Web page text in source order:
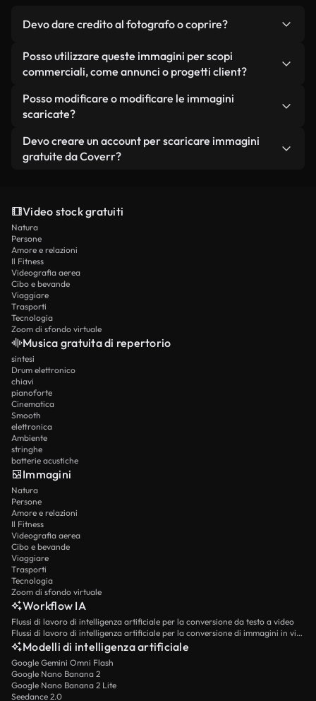
Devo dare credito al fotografo o coprire?
L'attribuzione non è richiesta, ma lo apprezziamo
sempre se si sceglie di attribuire il creatore o
Posso utilizzare queste immagini per scopi
commerciali, come annunci o progetti client?
Le nostre immagini di stock gratuite sono pulite
per uso commerciale, quindi puoi includerle in
media e altro ancora.
Posso modificare o modificare le immagini
scaricate?
Sì, puoi raccogliere, filtrare, aggiungere testo o
modificare in altro modo le immagini per adattarti
Devo creare un account per scaricare immagini
gratuite da Coverr?
immediatamente.
Video stock gratuiti
Natura
Persone
Amore e relazioni
Il Fitness
Videografia aerea
Cibo e bevande
Viaggiare
Trasporti
Tecnologia
Zoom di sfondo virtuale
Musica gratuita di repertorio
sintesi
Drum elettronico
chiavi
pianoforte
Cinematica
Smooth
elettronica
Ambiente
stringhe
batterie acustiche
Immagini
Natura
Persone
Amore e relazioni
Il Fitness
Videografia aerea
Cibo e bevande
Viaggiare
Trasporti
Tecnologia
Zoom di sfondo virtuale
Workflow IA
Flussi di lavoro di intelligenza artificiale per la conversione da testo a video
Flussi di lavoro di intelligenza artificiale per la conversione di immagini in video
Modelli di intelligenza artificiale
Google Gemini Omni Flash
Google Nano Banana 2
Google Nano Banana 2 Lite
Seedance 2.0